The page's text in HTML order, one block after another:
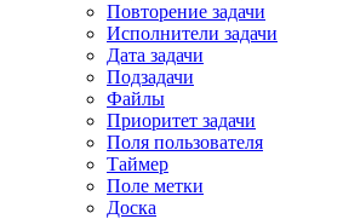
Повторение задачи
Исполнители задачи
Дата задачи
Подзадачи
Файлы
Приоритет задачи
Поля пользователя
Таймер
Поле метки
Доска